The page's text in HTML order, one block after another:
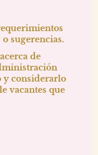
sugerencias.
de
y considerarlo
vacantes que